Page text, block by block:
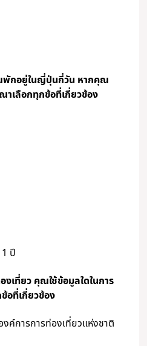
พักอยู่ในญี่ปุ่นกี่วัน หากคุณ
เลือกทุกข้อที่เกี่ยวข้อง
ปี
งเที่ยว คุณใช้ข้อมูลใดในการ
อที่เกี่ยวข้อง
งค์การการท่องเที่ยวแห่งชาติ